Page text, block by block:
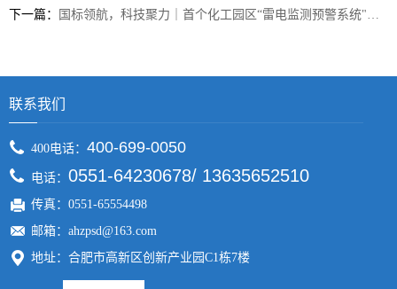
下一篇： 国标领航，科技聚力｜首个化工园区“雷电监测预警系统"在安徽投入运行！
联系我们
400电话： 400-699-0050
电话： 0551-64230678/ 13635652510
传真：0551-65554498
邮箱：ahzpsd@163.com
地址：合肥市高新区创新产业园C1栋7楼